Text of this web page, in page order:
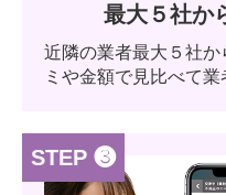
最大５社か
近隣の業者最大５社
ミや金額で見比べて業
STEP ❸